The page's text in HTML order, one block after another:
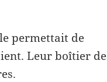
permettait de
Leur boîtier de